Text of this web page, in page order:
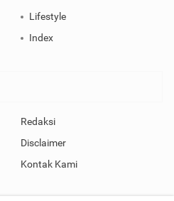
Lifestyle
Index
Redaksi
Disclaimer
Kontak Kami